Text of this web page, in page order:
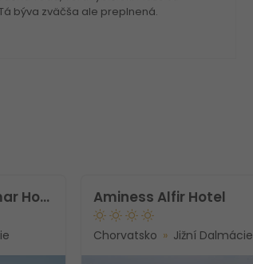
býva zväčša ale preplnená.
[PLACES] Hvar by Valamar Hotel Aminess Alfir Hotel
Chorvatsko Jižní Dalmácie